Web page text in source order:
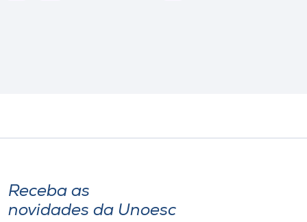
Receba as
novidades da Unoesc